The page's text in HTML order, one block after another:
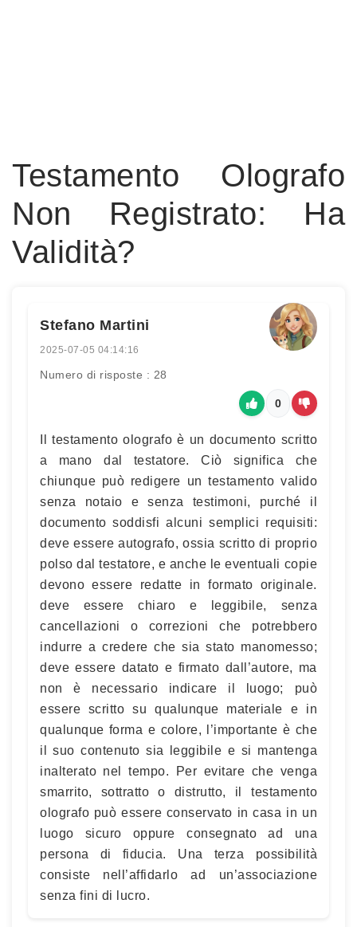
Testamento Olografo
Non Registrato: Ha
Validità?
Stefano Martini
2025-07-05 04:14:16
Numero di risposte : 28
0
Il testamento olografo è un documento scritto
a mano dal testatore. Ciò significa che
chiunque può redigere un testamento valido
senza notaio e senza testimoni, purché il
documento soddisfi alcuni semplici requisiti:
deve essere autografo, ossia scritto di proprio
polso dal testatore, e anche le eventuali copie
devono essere redatte in formato originale.
deve essere chiaro e leggibile, senza
cancellazioni o correzioni che potrebbero
indurre a credere che sia stato manomesso;
deve essere datato e firmato dall’autore, ma
non è necessario indicare il luogo; può
essere scritto su qualunque materiale e in
qualunque forma e colore, l’importante è che
il suo contenuto sia leggibile e si mantenga
inalterato nel tempo. Per evitare che venga
smarrito, sottratto o distrutto, il testamento
olografo può essere conservato in casa in un
luogo sicuro oppure consegnato ad una
persona di fiducia. Una terza possibilità
consiste nell’affidarlo ad un’associazione
senza fini di lucro.